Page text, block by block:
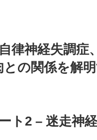
律神経失調症
の関係を解
ト2 – 迷走神経